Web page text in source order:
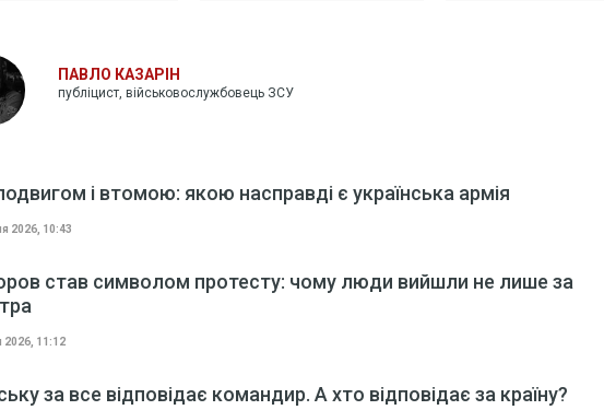
ПАВЛО КАЗАРІН
публіцист, військовослужбовець ЗСУ
і втомою: якою насправді є українська армія
2026, 10:43
став символом протесту: чому люди вийшли не лише за
2026, 11:12
за все відповідає командир. А хто відповідає за країну?